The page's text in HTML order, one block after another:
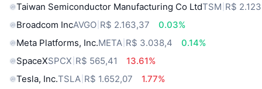
Taiwan Semiconductor Manufacturing Co LtdTSM R$
Broadcom IncAVGO R$ 2.163,37
0.03%
Meta Platforms, Inc.META R$ 3.038,4
0.14%
SpaceXSPCX R$ 565,41
13.61%
Tesla, Inc.TSLA R$ 1.652,07
1.77%